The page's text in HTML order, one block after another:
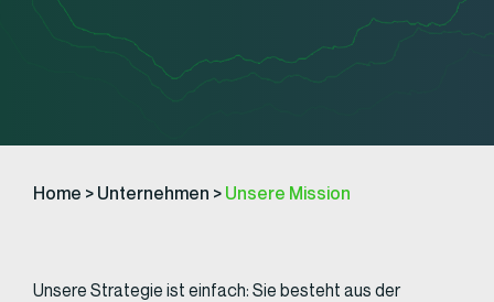
Home > Unternehmen > Unsere Mission
Unsere Strategie ist einfach: Sie besteht aus der